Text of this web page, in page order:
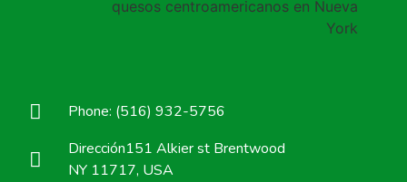
Phone: (516) 932-5756
Dirección151 Alkier st Brentwood
NY 11717, USA